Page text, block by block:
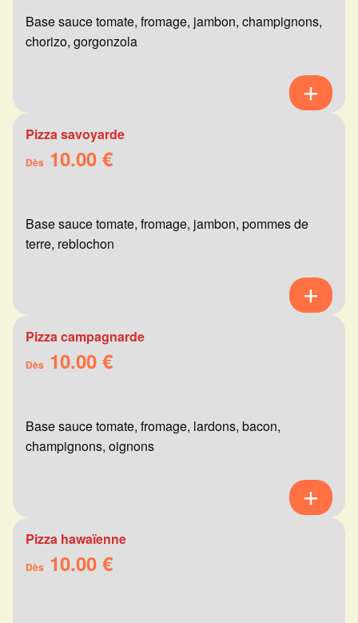
Base sauce tomate, fromage, jambon, champignons,
chorizo, gorgonzola
Pizza savoyarde
Dès 10.00 €
Base sauce tomate, fromage, jambon, pommes de
terre, reblochon
Pizza campagnarde
Dès 10.00 €
Base sauce tomate, fromage, lardons, bacon,
champignons, oignons
Pizza hawaïenne
Dès 10.00 €